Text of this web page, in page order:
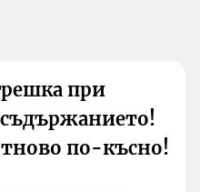
при
по-късно!